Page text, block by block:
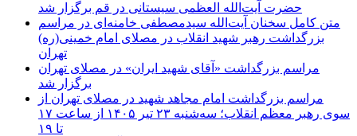
حضرت آیت‌الله العظمی سیستانی در قم برگزار شد
متن کامل سخنان آیت‌الله سیدمصطفی خامنه‌ای در مراسم
بزرگداشت رهبر شهید انقلاب در مصلای امام خمینی(ره)
تهران
مراسم بزرگداشت «آقای شهید ایران» در مصلای تهران
برگزار شد
مراسم بزرگداشت امام مجاهد شهید در مصلای تهران از
سوی رهبر معظم انقلاب؛ سه‌شنبه ۲۳ تیر ۱۴۰۵ از ساعت ۱۷
تا ۱۹